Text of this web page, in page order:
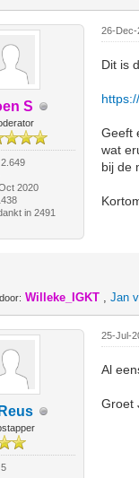
S
2020
in 2491
26-Dec-
Dit is
Geeft
wat
bij de
Willeke_IGKT ,Jan
25-Jul-
Al
Groet